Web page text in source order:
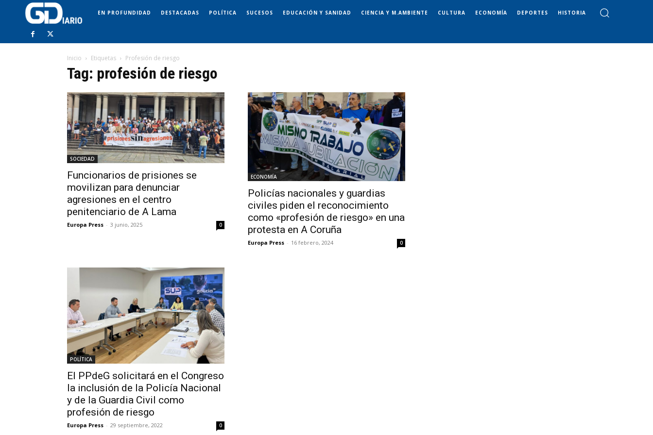
EN PROFUNDIDAD DESTACADAS POLÍTICA SUCESOS EDUCACIÓN Y SANIDAD CIENCIA Y M.AMBIENTE CULTURA ECONOMÍA DEPORTES HISTORIA
Inicio Etiquetas Profesión de riesgo
Tag: profesión de riesgo
SOCIEDAD
Funcionarios de prisiones se
movilizan para denunciar
agresiones en el centro
penitenciario de A Lama
Europa Press - 3 junio, 2025 0
ECONOMÍA
Policías nacionales y guardias
civiles piden el reconocimiento
como «profesión de riesgo» en una
protesta en A Coruña
Europa Press - 16 febrero, 2024 0
POLÍTICA
El PPdeG solicitará en el Congreso
la inclusión de la Policía Nacional
y de la Guardia Civil como
profesión de riesgo
Europa Press - 29 septiembre, 2022 0